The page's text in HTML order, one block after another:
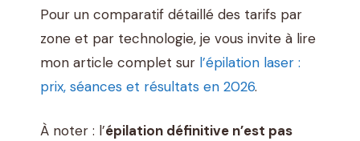
Pour un comparatif détaillé des tarifs par
zone et par technologie, je vous invite à lire
mon article complet sur l’épilation laser :
prix, séances et résultats en 2026.
À noter : l’épilation définitive n’est pas